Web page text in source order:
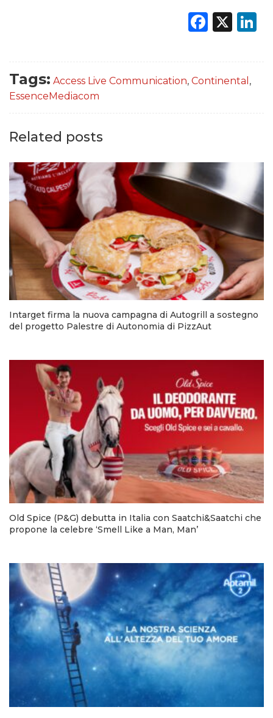
X
Tags: Access Live Communication, Continental ,
EssenceMediacom
Related posts
Intarget firma la nuova campagna di Autogrill a sostegno
del progetto Palestre di Autonomia di PizzAut
Old Spice (P&G) debutta in Italia con Saatchi&Saatchi che
propone la celebre ‘Smell Like a Man, Man’